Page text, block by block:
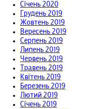
Січень 2020
Грудень 2019
Жовтень 2019
Вересень 2019
Серпень 2019
Липень 2019
Червень 2019
Травень 2019
Квітень 2019
Березень 2019
Лютий 2019
Січень 2019